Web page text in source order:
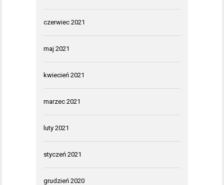
czerwiec 2021
maj 2021
kwiecień 2021
marzec 2021
luty 2021
styczeń 2021
grudzień 2020